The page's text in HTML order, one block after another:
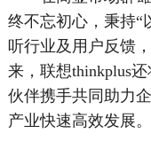
终不忘初心，秉持“
听行业及用户反馈
来，联想thinkplus
伙伴携手共同助力
产业快速高效发展。